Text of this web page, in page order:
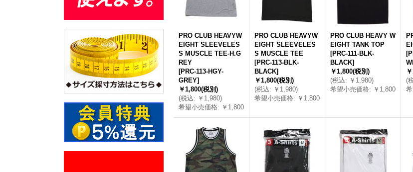
PRO CLUB HEAVYW
EIGHT SLEEVELES
S MUSCLE TEE-H.G
REY
[PRC-113-HGY-
GREY]
￥1,800(税別)
(税込: ￥1,980)
希望小売価格: ￥1,800
PRO CLUB HEAVYW
EIGHT SLEEVELES
S MUSCLE TEE
[PRC-113-BLK-
BLACK]
￥1,800(税別)
(税込: ￥1,980)
希望小売価格: ￥1,800
PRO CLUB HEAVY W
EIGHT TANK TOP
[PRC-111-BLK-
BLACK]
￥1,800(税別)
(税込: ￥1,980)
希望小売価格: ￥1,800
[
(